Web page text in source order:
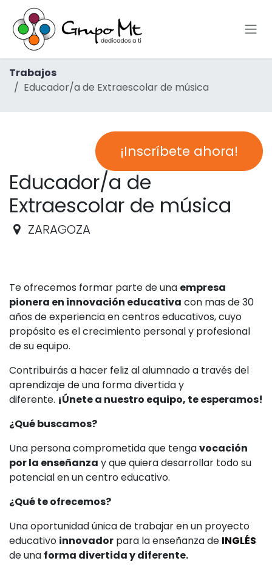
Ir al contenido
Trabajos
Educador/a de Extraescolar de música
¡Inscríbete ahora!
Educador/a de
Extraescolar de música
ZARAGOZA
Te ofrecemos formar parte de una empresa
pionera en innovación educativa con mas de 30
años de experiencia en centros educativos, cuyo
propósito es el crecimiento personal y profesional
de su equipo.
Contribuirás a hacer feliz al alumnado a través del
aprendizaje de una forma divertida y
diferente. ¡Únete a nuestro equipo, te esperamos!
¿Qué buscamos?
Una persona comprometida que tengavocación
por la enseñanza y que quiera desarrollar todo su
potencial en un centro educativo.
¿Qué te ofrecemos?
Una oportunidad única de trabajar en un proyecto
educativo innovador para la enseñanza de INGLÉS
de una forma divertida y diferente.